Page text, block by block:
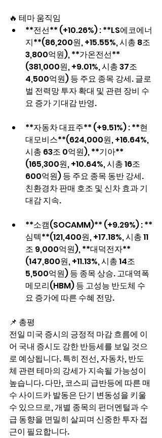
🔥 테마 움직임
**전선** (+10.26%) : **LS에코에너
지**(86,200원, +15.55%, 시총 8조
3,800억원), **가온전선**
(381,000원, +9.01%, 시총 37조
4,500억원) 등 주요 종목 강세. 글로
벌 전력망 투자 확대 및 관련 장비 수
요 증가 기대감 반영.
**자동차 대표주** (+9.51%) : **현
대모비스**(624,000원, +16.64%,
시총 63조 0억원), **기아**
(165,300원, +10.64%, 시총 16조
600억원) 등 주요 종목 동반 강세.
친환경차 판매 호조 및 신차 효과 기
대감 지속.
**소캠(SOCAMM)** (+9.29%) : **
심텍**(121,400원, +17.18%, 시총 11
조 9,000억원), **대덕전자**
(147,800원, +11.13%, 시총 14조
5,500억원) 등 종목 상승. 고대역폭
메모리(HBM) 등 고성능 반도체 수
요 증가에 따른 수혜 전망.
📌 총평
전일 미국 증시의 긍정적 마감 흐름에 이
어 국내 증시도 강한 반등세를 보일 것으
로 예상됩니다. 특히 전선, 자동차, 반도
체 관련 테마의 강세가 지속될 가능성이
높습니다. 다만, 코스피 급반등에 따른 매
수 사이드카 발동은 단기 변동성을 키울
수 있으므로, 개별 종목의 펀더멘털과 수
급 동향을 면밀히 살피며 신중한 투자 접
근이 필요합니다.